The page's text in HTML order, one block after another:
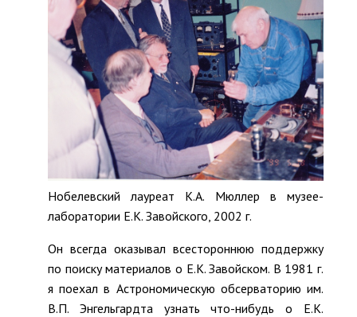
Нобелевский лауреат К.А. Мюллер в музее-
лаборатории Е.К. Завойского, 2002 г.
Он всегда оказывал всестороннюю поддержку
по поиску материалов о Е.К. Завойском. В 1981 г.
я поехал в Астрономическую обсерваторию им.
В.П. Энгельгардта узнать что-нибудь о Е.К.